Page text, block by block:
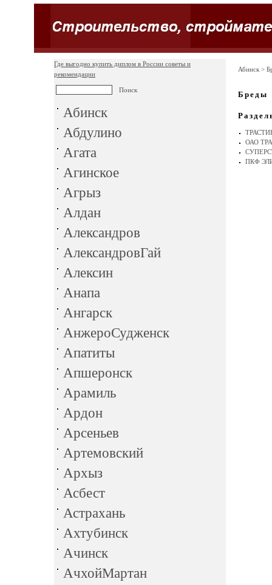
Где выгодно купить диплом в России советы и
рекомендации
Абинск
Абдулино
Агата
Агинское
Агрыз
Алдан
Александров
АлександровГай
Алексин
Анапа
Ангарск
АнжероСудженск
Апатиты
Апшеронск
Арамиль
Ардон
Арсеньев
Артемовский
Архыз
Асбест
Астрахань
Ахтубинск
Ачинск
АчхойМартан
Абинск >
Бреды
ОАО
ПКФ